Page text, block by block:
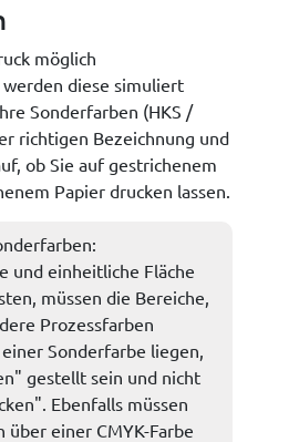
möglich
diese simuliert
Sonderfarben (HKS /
richtigen Bezeichnung und
ob Sie auf gestrichenem
Papier drucken lassen.
und einheitliche Fläche
müssen die Bereiche,
Prozessfarben
Sonderfarbe liegen,
gestellt sein und nicht
Ebenfalls müssen
über einer CMYK-Farbe